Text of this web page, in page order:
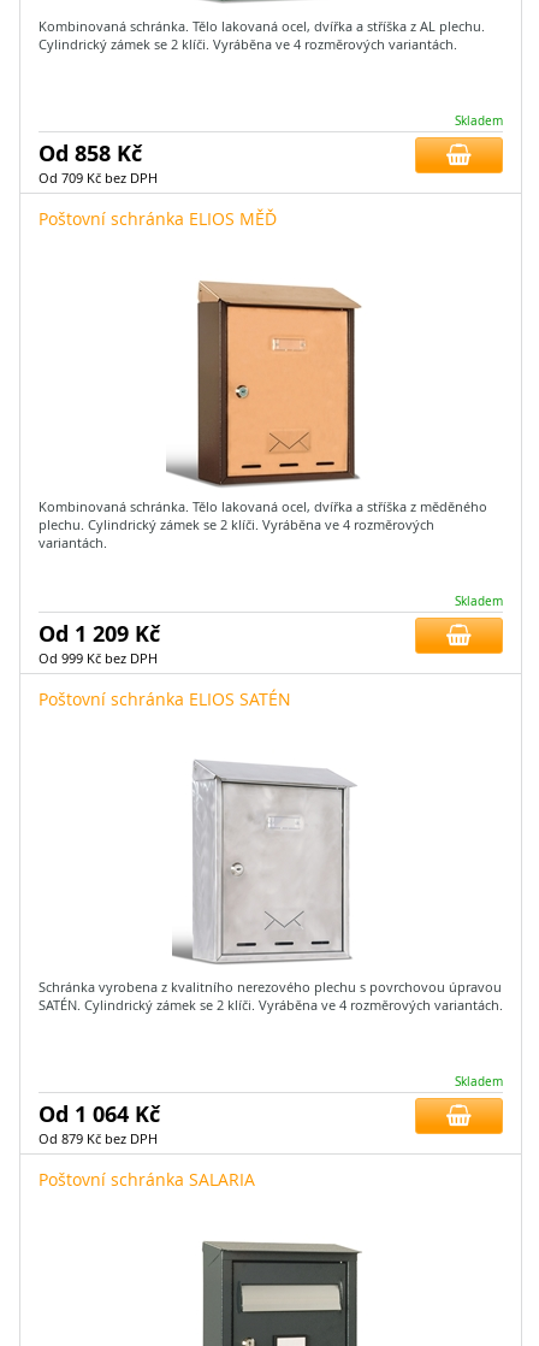
Kombinovaná schránka. Tělo lakovaná ocel, dvířka a stříška z AL plechu.
Cylindrický zámek se 2 klíči. Vyráběna ve 4 rozměrových variantách.
Skladem
Od 858 Kč
Od 709 Kč bez DPH
Poštovní schránka ELIOS MĚĎ
Kombinovaná schránka. Tělo lakovaná ocel, dvířka a stříška z měděného
plechu. Cylindrický zámek se 2 klíči. Vyráběna ve 4 rozměrových
variantách.
Skladem
Od 1 209 Kč
Od 999 Kč bez DPH
Poštovní schránka ELIOS SATÉN
Schránka vyrobena z kvalitního nerezového plechu s povrchovou úpravou
SATÉN. Cylindrický zámek se 2 klíči. Vyráběna ve 4 rozměrových variantách.
Skladem
Od 1 064 Kč
Od 879 Kč bez DPH
Poštovní schránka SALARIA